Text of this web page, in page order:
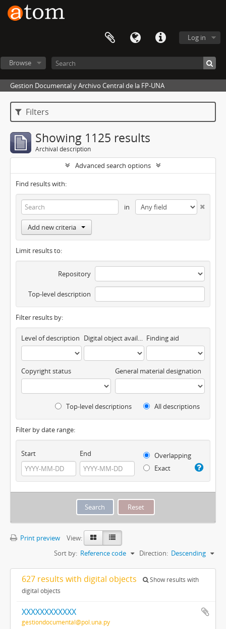
Log in
Browse
Gestion Documental y Archivo Central de la FP-UNA
Filters
Showing 1125 results
Archival description
Advanced search options
Find results with:
in
Add new criteria
Limit results to:
Repository
Top-level description
Filter results by:
Level of description Digital object available Finding aid
Copyright status General material designation
Top-level descriptions All descriptions
Filter by date range:
Start End
Overlapping
Exact
Print preview
View:
Sort by: Reference code Direction: Descending
627 results with digital objects
Show results with
digital objects
XXXXXXXXXXXX
gestiondocumental@pol.una.py